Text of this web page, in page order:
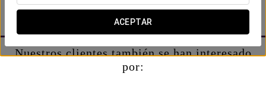
ACEPTAR
deliciosa combinación, que te transportará al sabor más
auténtico de nuestra tierra!
Nuestros clientes también se han interesado
por: